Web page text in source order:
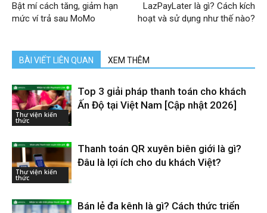
Bật mí cách tăng, giảm hạn
mức ví trả sau MoMo
LazPayLater là gì? Cách kích
hoạt và sử dụng như thế nào?
BÀI VIẾT LIÊN QUAN XEM THÊM
Thư viện kiến
thức
Top 3 giải pháp thanh toán cho khách
Ấn Độ tại Việt Nam [Cập nhật 2026]
Thư viện kiến
thức
Thanh toán QR xuyên biên giới là gì?
Đâu là lợi ích cho du khách Việt?
Bán lẻ đa kênh là gì? Cách thức triển